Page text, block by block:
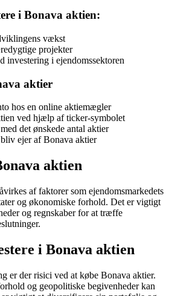
i Bonava aktien:
vækst
projekter
investering i ejendomssektoren
aktier
hos en online aktiemægler
ved hjælp af ticker-symbolet
det ønskede antal aktier
ejer af Bonava aktier
aktien
af faktorer som ejendomsmarkedets
og økonomiske forhold. Det er vigtigt
og regnskaber for at træffe
i Bonava aktien
er der risici ved at købe Bonava aktier.
og geopolitiske begivenheder kan